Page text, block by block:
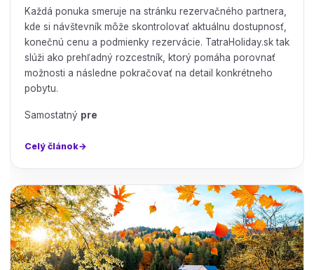
Každá ponuka smeruje na stránku rezervačného partnera,
kde si návštevník môže skontrolovať aktuálnu dostupnosť,
konečnú cenu a podmienky rezervácie. TatraHoliday.sk tak
slúži ako prehľadný rozcestník, ktorý pomáha porovnať
možnosti a následne pokračovať na detail konkrétneho
pobytu.
Samostatný pre
Celý článok